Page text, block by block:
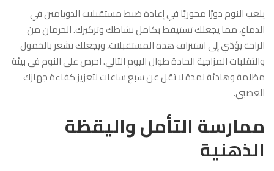
يلعب النوم دورًا محوريًا في إعادة ضبط مستقبلات الدوبامين في
الدماغ، مما يجعلك تستيقظ بكامل نشاطك وتركيزك. الحرمان من
الراحة يؤدّي إلى استنزاف هذه المستقبلات، ويجعلك تشعر بالخمول
والتقلبات المزاجية الحادة طوال اليوم التالي. احرص على النوم في بيئة
مظلمة وهادئة لمدة لا تقل عن سبع ساعات لتعزيز كفاءة جهازك
العصبي.
ممارسة التأمل واليقظة
الذهنية